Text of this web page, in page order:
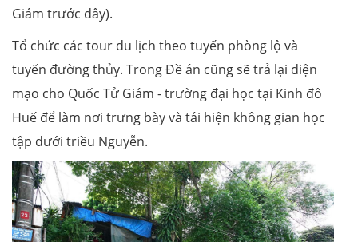
Giám trước đây).
Tổ chức các tour du lịch theo tuyến phòng lộ và
tuyến đường thủy. Trong Đề án cũng sẽ trả lại diện
mạo cho Quốc Tử Giám - trường đại học tại Kinh đô
Huế để làm nơi trưng bày và tái hiện không gian học
tập dưới triều Nguyễn.